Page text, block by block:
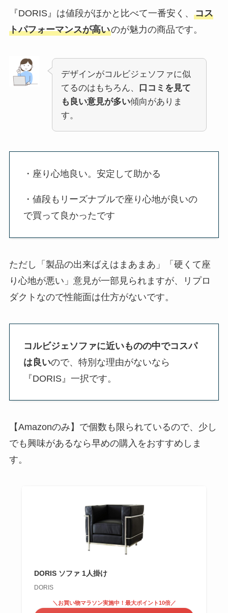
『DORIS』は値段がほかと比べて一番安く、 コス
トパフォーマンスが高いのが魅力の商品です。
デザインがコルビジェソファに似
てるのはもちろん、
口コミを見て
も良い意見が多い傾向がありま
す。
・座り心地良い。安定して助かる
・値段もリーズナブルで座り心地が良いの
で買って良かったです
ただし「製品の出来ばえはまあまあ」「硬くて座
り心地が悪い」意見が一部見られますが、リプロ
ダクトなので性能面は仕方がないです。
コルビジェソファに近いものの中でコスパ
は良いので、特別な理由がないなら
『DORIS』一択です。
【Amazonのみ】で個数も限られているので、少し
でも興味があるなら早めの購入をおすすめしま
す。
DORIS ソファ 1人掛け
DORIS
＼お買い物マラソン実施中！最大ポイント10倍／